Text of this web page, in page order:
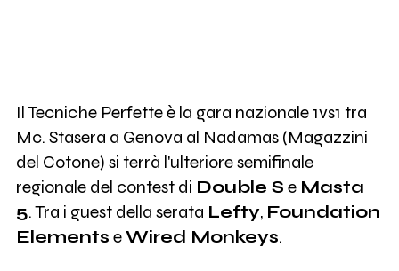
Il Tecniche Perfette è la gara nazionale 1vs1 tra
Mc. Stasera a Genova al Nadamas (Magazzini
del Cotone) si terrà l'ulteriore semifinale
regionale del contest di Double S e Masta
5. Tra i guest della serata Lefty, Foundation
Elements eWired Monkeys.